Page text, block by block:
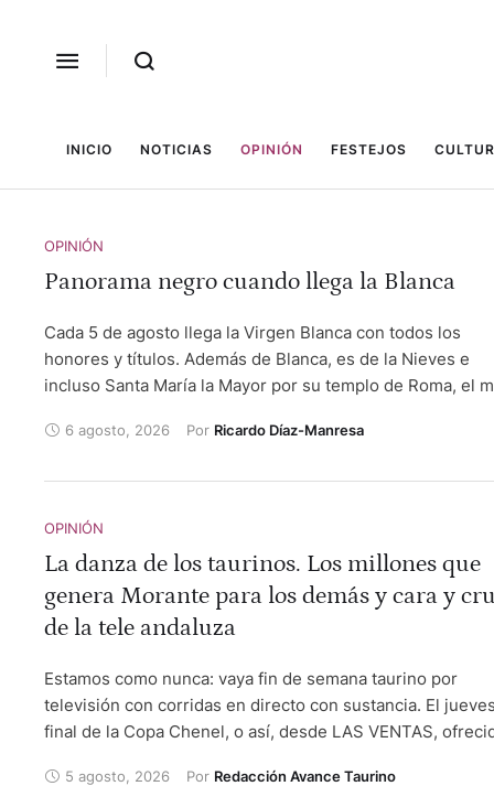
INICIO NOTICIAS OPINIÓN FESTEJOS
OPINIÓN
Panorama negro cuando llega la Blanca
Cada 5 de agosto llega la Virgen Blanca con todos los
honores y títulos. Además de Blanca, es de la Nieves e
incluso Santa María la Mayor por su templo de Roma, el
desaparecida en un mundo en el que los humanos parecen
6 agosto, 2026 Por Ricardo Díaz-Manresa
OPINIÓN
La danza de los taurinos. Los millones que
genera Morante para los demás y cara y
de la tele andaluza
Estamos como nunca: vaya fin de semana taurino por
televisión con corridas en directo con sustancia. El
final de la Copa Chenel, o así, desde LAS VENTAS,
5 agosto, 2026 Por Redacción Avance Taurino